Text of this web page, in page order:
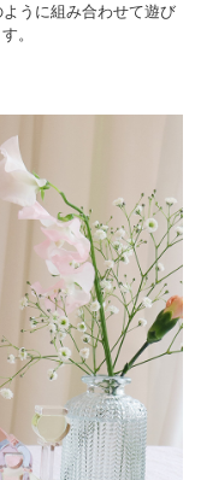
うに組み合わせて遊び
。